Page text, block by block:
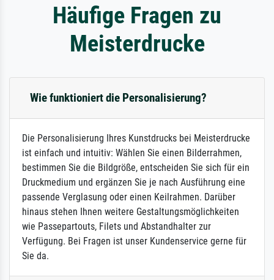
Häufige Fragen zu
Meisterdrucke
Wie funktioniert die Personalisierung?
Die Personalisierung Ihres Kunstdrucks bei Meisterdrucke
ist einfach und intuitiv: Wählen Sie einen Bilderrahmen,
bestimmen Sie die Bildgröße, entscheiden Sie sich für ein
Druckmedium und ergänzen Sie je nach Ausführung eine
passende Verglasung oder einen Keilrahmen. Darüber
hinaus stehen Ihnen weitere Gestaltungsmöglichkeiten
wie Passepartouts, Filets und Abstandhalter zur
Verfügung. Bei Fragen ist unser Kundenservice gerne für
Sie da.